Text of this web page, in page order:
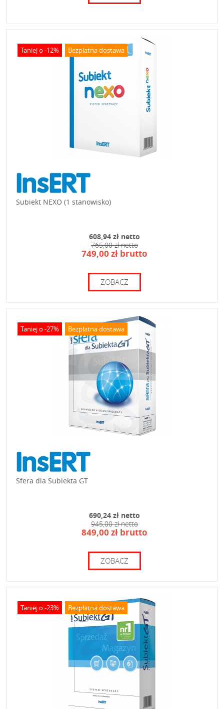
Taniej o -12% Bezpłatna dostawa
Subiekt NEXO (1 stanowisko)
608,94 zł netto
765,00 zł netto
749,00 zł brutto
ZOBACZ
Taniej o -27% Bezpłatna dostawa
Sfera dla Subiekta GT
690,24 zł netto
945,00 zł netto
849,00 zł brutto
ZOBACZ
Taniej o -23% Bezpłatna dostawa